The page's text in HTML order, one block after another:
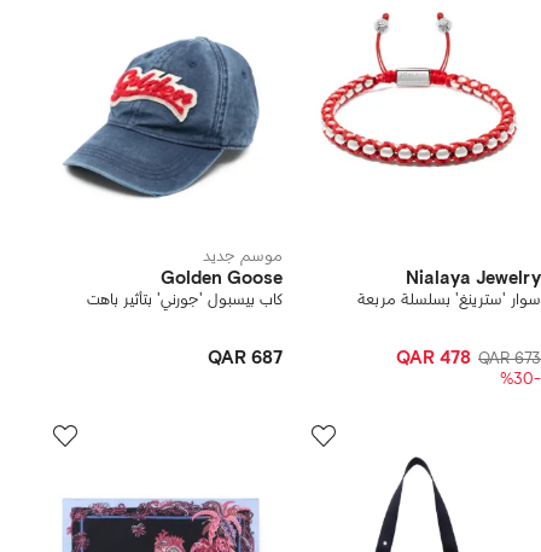
Nialaya Jewelry
سوار 'سترينغ' بسلسلة مربعة
QAR 673
QAR 478
-%30
موسم جديد
Golden Goose
كاب بيسبول 'جورني' بتأثير باهت
QAR 687